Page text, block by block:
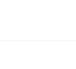
Health; in: